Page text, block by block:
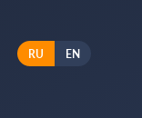
RU EN